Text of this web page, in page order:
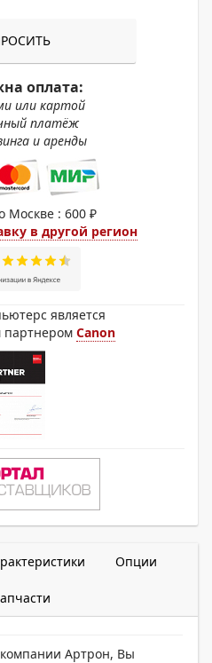
оплата:
или картой
платёж
и аренды
Москве : 600 ₽
в другой регион
является
Canon
Опции
Артрон, Вы